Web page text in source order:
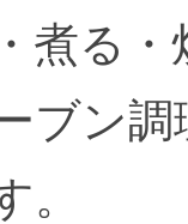
煮る
ブン
。